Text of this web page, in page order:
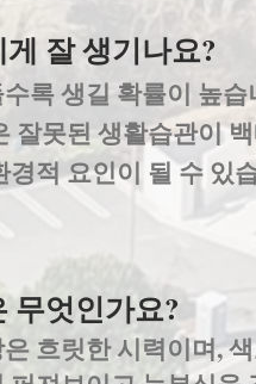
잘 생기나요?
록 생길 확률이 높
잘못된 생활습관이
적 요인이 될 수 있
무엇인가요?
흐릿한 시력이며,